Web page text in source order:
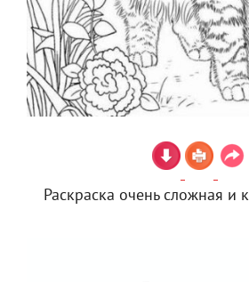
Раскраска очень сложная и